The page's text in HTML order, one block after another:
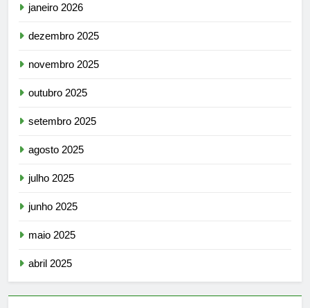
janeiro 2026
dezembro 2025
novembro 2025
outubro 2025
setembro 2025
agosto 2025
julho 2025
junho 2025
maio 2025
abril 2025